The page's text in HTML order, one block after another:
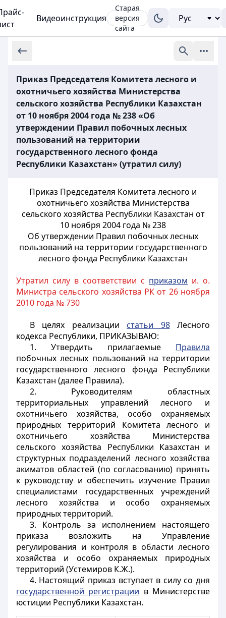
Видеоинструкция
Старая
версия
сайта
Приказ Председателя Комитета лесного и
охотничьего хозяйства Министерства
сельского хозяйства Республики Казахстан
от 10 ноября 2004 года № 238 «Об
утверждении Правил побочных лесных
пользований на территории
государственного лесного фонда
Республики Казахстан» (утратил силу)
Приказ Председателя Комитета лесного и
охотничьего хозяйства Министерства
сельского хозяйства Республики Казахстан от
10 ноября 2004 года № 238
Об утверждении Правил побочных лесных
пользований на территории государственного
лесного фонда Республики Казахстан
Утратил силу в соответствии с приказом и. о.
Министра сельского хозяйства РК от 26 ноября
2010 года № 730
В целях реализации статьи 98Лесного
кодекса Республики, ПРИКАЗЫВАЮ:
1. Утвердить прилагаемые Правила
побочных лесных пользований на территории
государственного лесного фонда Республики
Казахстан (далее Правила).
2. Руководителям областных
территориальных управлений лесного и
охотничьего хозяйства, особо охраняемых
природных территорий Комитета лесного и
охотничьего хозяйства Министерства
сельского хозяйства Республики Казахстан и
структурных подразделений лесного хозяйства
акиматов областей (по согласованию) принять
к руководству и обеспечить изучение Правил
специалистами государственных учреждений
лесного хозяйства и особо охраняемых
природных территорий.
3. Контроль за исполнением настоящего
приказа возложить на Управление
регулирования и контроля в области лесного
хозяйства и особо охраняемых природных
территорий (Устемиров К.Ж.).
4. Настоящий приказ вступает в силу со дня
государственной регистрации в Министерстве
юстиции Республики Казахстан.